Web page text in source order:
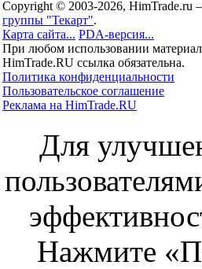
Copyright © 2003-2026, HimTrade.ru
группы "Текарт".
Карта сайта... PDA-версия...
При любом использовании
HimTrade.RU ссылка обязательна.
Политика конфиденциальности
Пользовательское соглашение
Реклама на HimTrade.RU
Для
Нажмите